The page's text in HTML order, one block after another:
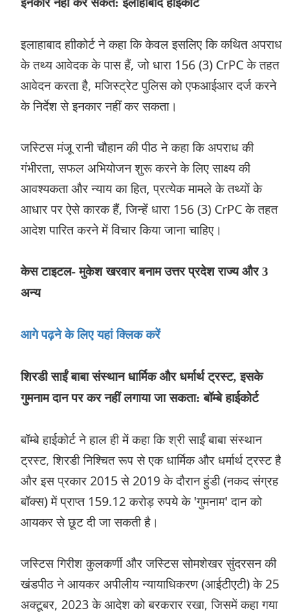
इनकार नहीं कर सकते: इलाहाबाद हाईकोर्ट
इलाहाबाद हाीकोर्ट ने कहा कि केवल इसलिए कि कथित अपराध
के तथ्य आवेदक के पास हैं, जो धारा 156 (3) CrPC के तहत
आवेदन करता है, मजिस्ट्रेट पुलिस को एफआईआर दर्ज करने
के निर्देश से इनकार नहीं कर सकता।
जस्टिस मंजू रानी चौहान की पीठ ने कहा कि अपराध की
गंभीरता, सफल अभियोजन शुरू करने के लिए साक्ष्य की
आवश्यकता और न्याय का हित, प्रत्येक मामले के तथ्यों के
आधार पर ऐसे कारक हैं, जिन्हें धारा 156 (3) CrPC के तहत
आदेश पारित करने में विचार किया जाना चाहिए।
केस टाइटल- मुकेश खरवार बनाम उत्तर प्रदेश राज्य और 3
अन्य
आगे पढ़ने के लिए यहां क्लिक करें
शिरडी साईं बाबा संस्थान धार्मिक और धर्मार्थ ट्रस्ट, इसके
गुमनाम दान पर कर नहीं लगाया जा सकता: बॉम्बे हाईकोर्ट
बॉम्बे हाईकोर्ट ने हाल ही में कहा कि श्री साईं बाबा संस्थान
ट्रस्ट, शिरडी निश्चित रूप से एक धार्मिक और धर्मार्थ ट्रस्ट है
और इस प्रकार 2015 से 2019 के दौरान हुंडी (नकद संग्रह
बॉक्स) में प्राप्त 159.12 करोड़ रुपये के 'गुमनाम' दान को
आयकर से छूट दी जा सकती है।
जस्टिस गिरीश कुलकर्णी और जस्टिस सोमशेखर सुंदरसन की
खंडपीठ ने आयकर अपीलीय न्यायाधिकरण (आईटीएटी) के 25
अक्टूबर, 2023 के आदेश को बरकरार रखा, जिसमें कहा गया